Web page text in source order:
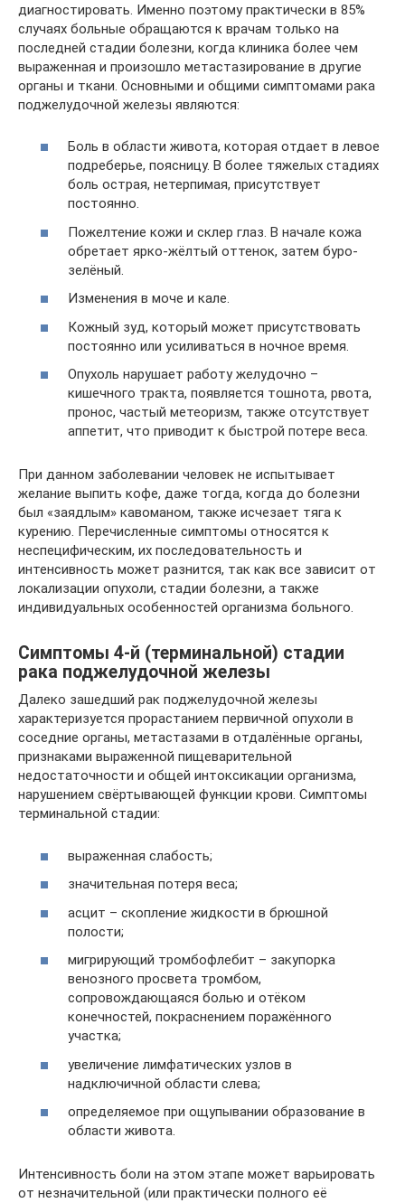
диагностировать. Именно поэтому практически в 85%
случаях больные обращаются к врачам только на
последней стадии болезни, когда клиника более чем
выраженная и произошло метастазирование в другие
органы и ткани. Основными и общими симптомами рака
поджелудочной железы являются:
Боль в области живота, которая отдает в левое
подреберье, поясницу. В более тяжелых стадиях
боль острая, нетерпимая, присутствует
постоянно.
Пожелтение кожи и склер глаз. В начале кожа
обретает ярко-жёлтый оттенок, затем буро-
зелёный.
Изменения в моче и кале.
Кожный зуд, который может присутствовать
постоянно или усиливаться в ночное время.
Опухоль нарушает работу желудочно –
кишечного тракта, появляется тошнота, рвота,
пронос, частый метеоризм, также отсутствует
аппетит, что приводит к быстрой потере веса.
При данном заболевании человек не испытывает
желание выпить кофе, даже тогда, когда до болезни
был «заядлым» кавоманом, также исчезает тяга к
курению. Перечисленные симптомы относятся к
неспецифическим, их последовательность и
интенсивность может разнится, так как все зависит от
локализации опухоли, стадии болезни, а также
индивидуальных особенностей организма больного.
Симптомы 4-й (терминальной) стадии
рака поджелудочной железы
Далеко зашедший рак поджелудочной железы
характеризуется прорастанием первичной опухоли в
соседние органы, метастазами в отдалённые органы,
признаками выраженной пищеварительной
недостаточности и общей интоксикации организма,
нарушением свёртывающей функции крови. Симптомы
терминальной стадии:
выраженная слабость;
значительная потеря веса;
асцит – скопление жидкости в брюшной
полости;
мигрирующий тромбофлебит – закупорка
венозного просвета тромбом,
сопровождающаяся болью и отёком
конечностей, покраснением поражённого
участка;
увеличение лимфатических узлов в
надключичной области слева;
определяемое при ощупывании образование в
области живота.
Интенсивность боли на этом этапе может варьировать
от незначительной (или практически полного её